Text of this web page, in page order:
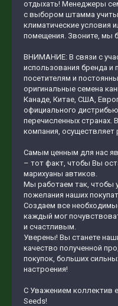
отдыхать! Менеджеры
с выбором штамма
климатические условия
помещения. Звоните, мы
ВНИМАНИЕ: В связи с
использования бренда и
посетителям и
оригинальные семена
Канаде, Китае, США,
официального
перечисленных странах.
компания, осуществляет
Самым ценным для нас
– тот факт, чтобы Вы
марихуаны автиков.
Мы работаем так, чтобы
пожелания наших
Создаем все
каждый мог
и счастливым.
Уверены! Вы станете
качество полученной
покупок, больших
настроения!
С Уважением коллектив
Seeds!